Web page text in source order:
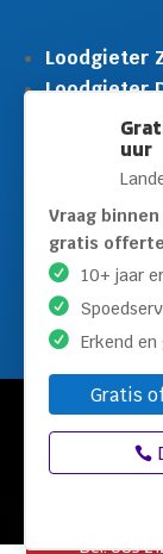
uur
Vraag
gratis
10+ jaar
Erkend
Gratis
Loodgieter
Loodgieter
Loodgieter
Loodgieter
Loodgieter
Loodgieter
© Copyright
Bel: 085